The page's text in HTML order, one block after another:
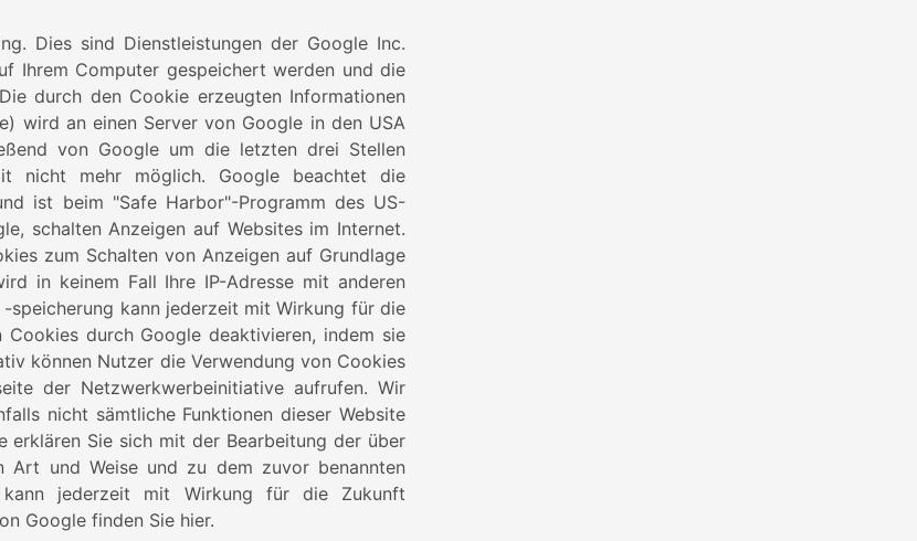
Dies sind Dienstleistungen der Google Inc.
Ihrem Computer gespeichert werden und die
durch den Cookie erzeugten Informationen
wird an einen Server von Google in den USA
von Google um die letzten drei Stellen
nicht mehr möglich. Google beachtet die
ist beim "Safe Harbor"-Programm des US-
schalten Anzeigen auf Websites im Internet.
zum Schalten von Anzeigen auf Grundlage
in keinem Fall Ihre IP-Adresse mit anderen
speicherung kann jederzeit mit Wirkung für die
durch Google deaktivieren, indem sie
können Nutzer die Verwendung von Cookies
der Netzwerkwerbeinitiative aufrufen. Wir
nicht sämtliche Funktionen dieser Website
erklären Sie sich mit der Bearbeitung der über
Art und Weise und zu dem zuvor benannten
kann jederzeit mit Wirkung für die Zukunft
Google finden Sie hier.